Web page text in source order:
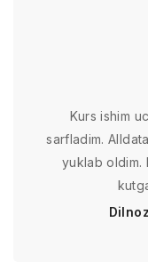
Kurs ishim
sarfladim.
yuklab oldim.